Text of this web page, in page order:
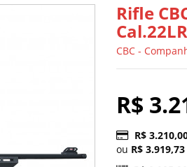
Rifle
CBC -
R$
R$
ou R$ 3.919,73